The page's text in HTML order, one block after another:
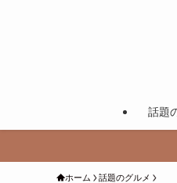
話題
ホーム 話題のグルメ